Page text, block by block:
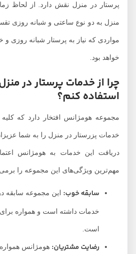
پرستار در منزل نقش دارد. از لحاظ
منزل به دو نوع ساعتی و شبانه روزی تقسیم
مواردی که نیاز به پرستار شبانه روزی و
خواهد بود.
چرا از خدمات پرستار در منزل
استفاده کنم؟
مجموعه هومژانس افتخار دارد که کلیه
خدمات پزرستار در منزل را به شما عزیزان
دریافت این خدمات به هومژانس اعتماد
مهم‌ترین ویژگی‌های این مجموعه را
سابقه خوب:این مجموعه سابقه
خدمات داشته است و همواره برای
است.
رضایت مشتریان:هومژانس همواره